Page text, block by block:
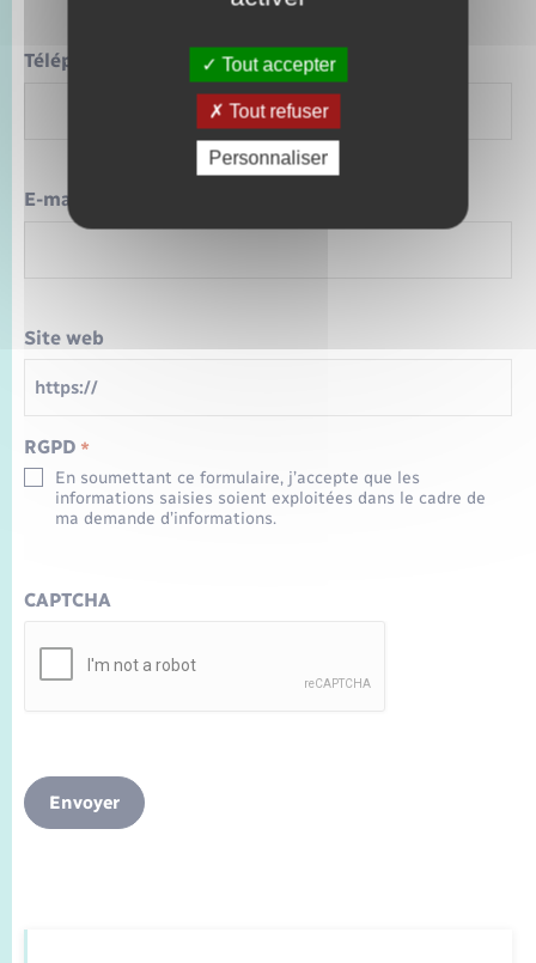
Téléphone
E-mail
Site web
RGPD *
En soumettant ce formulaire, j’accepte que les
informations saisies soient exploitées dans le cadre de
ma demande d’informations.
CAPTCHA
Envoyer
Tout accepter
Tout refuser
Personnaliser